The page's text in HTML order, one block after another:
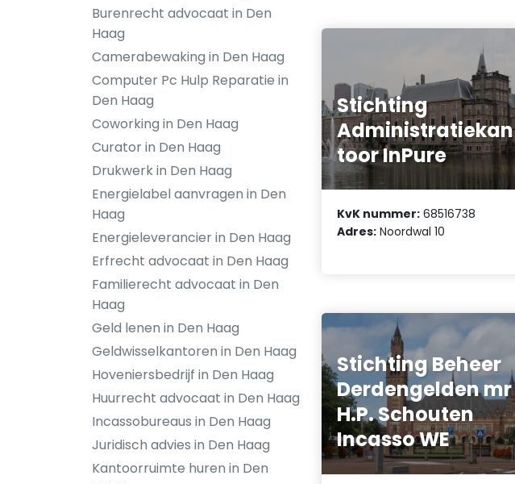
Burenrecht advocaat in Den
Haag
Camerabewaking in Den Haag
Computer Pc Hulp Reparatie in
Den Haag
Coworking in Den Haag
Curator in Den Haag
Drukwerk in Den Haag
Energielabel aanvragen in Den
Haag
Energieleverancier in Den Haag
Erfrecht advocaat in Den Haag
Familierecht advocaat in Den
Haag
Geld lenen in Den Haag
Geldwisselkantoren in Den Haag
Hoveniersbedrijf in Den Haag
Huurrecht advocaat in Den Haag
Incassobureaus in Den Haag
Juridisch advies in Den Haag
Kantoorruimte huren in Den
Stichting
Administratiekan
toor InPure
KvK nummer: 68516738
Adres: Noordwal 10
Stichting Beheer
Derdengelden mr
H.P. Schouten
Incasso WE